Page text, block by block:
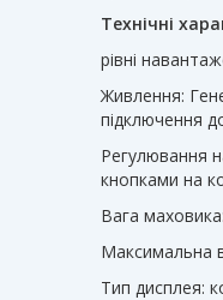
Технічні
рівні
Живлення:
підключення
Регулювання
кнопками на
Вага
Максимальна
Тип дисплея: